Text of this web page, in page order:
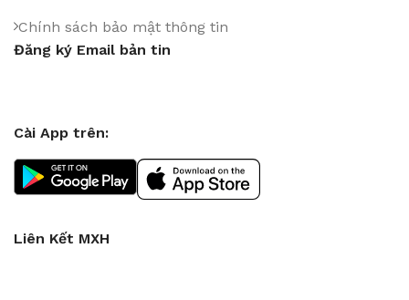
Chính sách bảo mật thông tin
Đăng ký Email bản tin
Cài App trên:
Liên Kết MXH